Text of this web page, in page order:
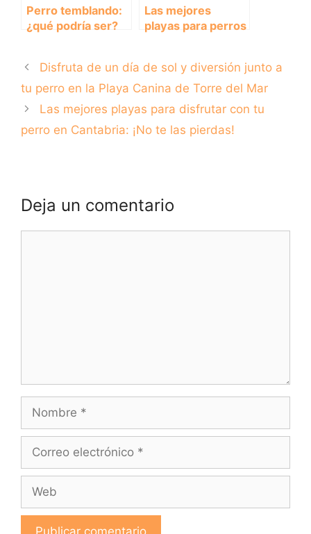
Perro temblando:
¿qué podría ser?
Las mejores
playas para perros
con tu amigo
peludo
Disfruta de un día de sol y diversión junto a
tu perro en la Playa Canina de Torre del Mar
Las mejores playas para disfrutar con tu
perro en Cantabria: ¡No te las pierdas!
Deja un comentario